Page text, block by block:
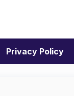
Privacy Policy